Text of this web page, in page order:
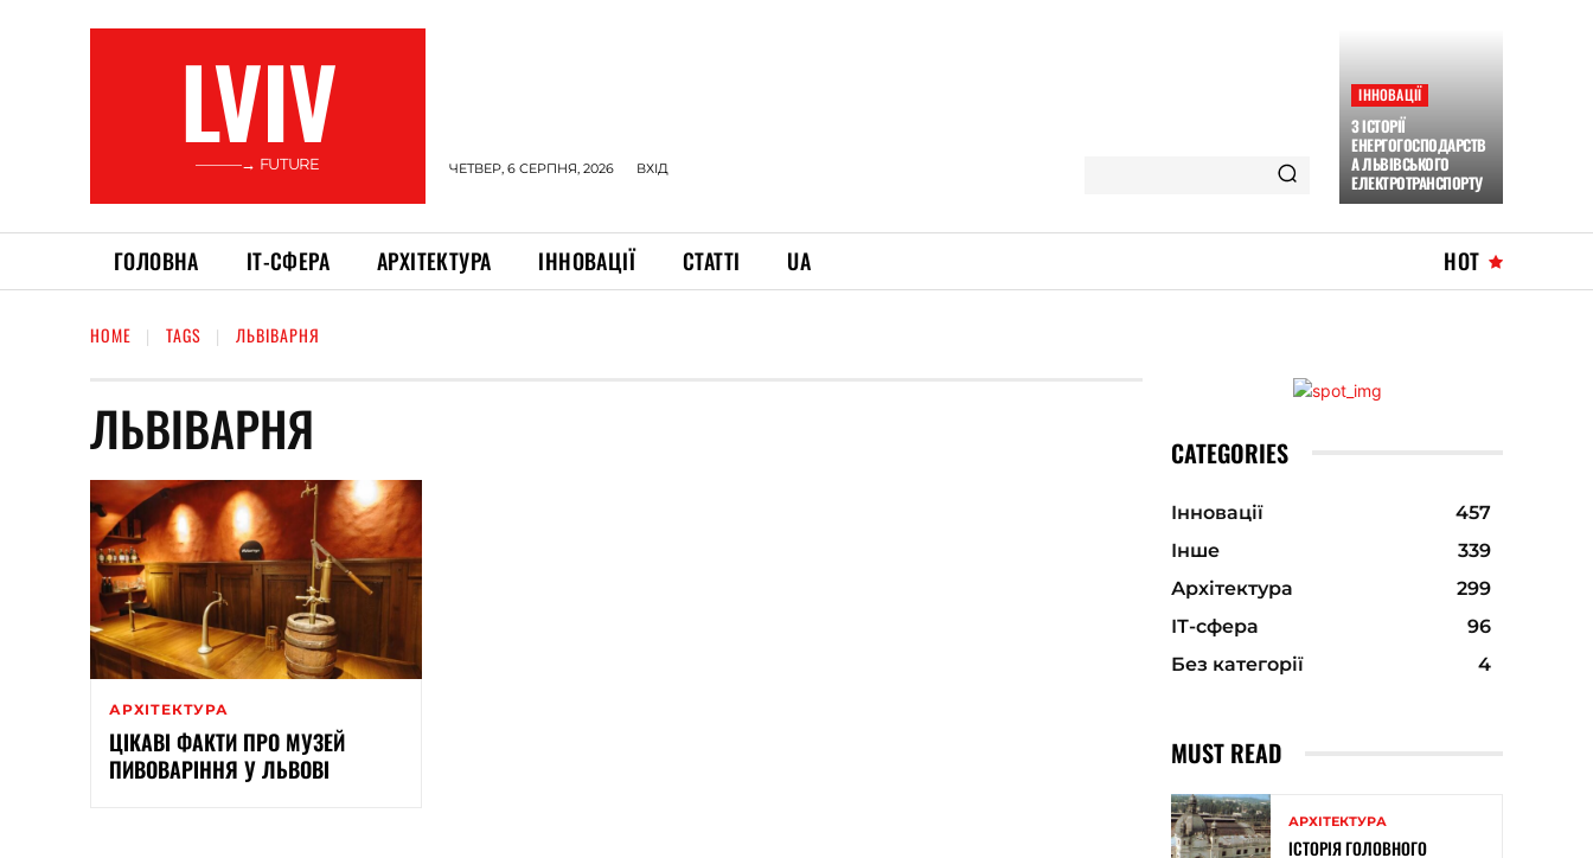
LVIV
———→ FUTURE ЧЕТВЕР, 6 СЕРПНЯ, 2026 ВХІД
ІННОВАЦІЇ
З ІСТОРІЇ
ЕНЕРГОГОСПОДАРСТВ
А ЛЬВІВСЬКОГО
ЕЛЕКТРОТРАНСПОРТУ
ГОЛОВНА ІТ-СФЕРА АРХІТЕКТУРА ІННОВАЦІЇ СТАТТІ UA HOT
HOME TAGS ЛЬВІВАРНЯ
ЛЬВІВАРНЯ
АРХІТЕКТУРА
ЦІКАВІ ФАКТИ ПРО МУЗЕЙ
ПИВОВАРІННЯ У ЛЬВОВІ
CATEGORIES
Інновації
457
Інше
339
Архітектура
299
ІТ-сфера
96
Без категорії
4
MUST READ
АРХІТЕКТУРА
ІСТОРІЯ ГОЛОВНОГО